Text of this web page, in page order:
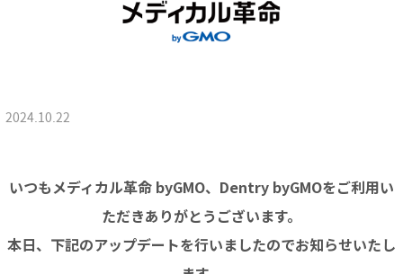
2024.10.22
いつもメディカル革命 byGMO、Dentry byGMOをご利用い
ただきありがとうございます。
本日、下記のアップデートを行いましたのでお知らせいたし